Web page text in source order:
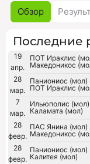
Обзор
Последние
19
апр.
ПОТ Ираклис
Македоникос
28
мар.
Паниониос (мол)
ПОТ Ираклис
7
мар.
Ильюполис (мол)
Каламата (мол)
28
февр.
ПАС Янина (мол)
Македоникос
28
февр.
Паниониос (мол)
Калитея (мол)